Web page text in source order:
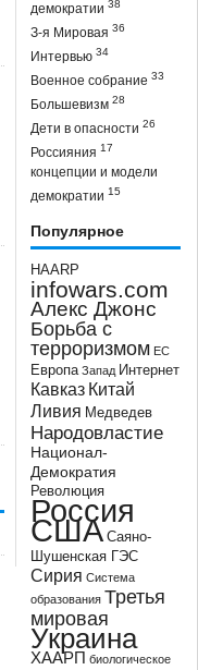
демократии 38
З-я Мировая 36
Интервью 34
Военное собрание 33
Большевизм 28
Дети в опасности 26
Россияния 17
концепции и модели
демократии 15
Популярное
HAARP
infowars.com
Алекс Джонс
Борьба с
терроризмом ЕС
Европа Запад Интернет
Кавказ Китай
Ливия Медведев
Народовластие
Национал-
Демократия
Революция
Россия
США Саяно-
Шушенская ГЭС
Сирия Система
образования Третья
мировая
Украина
ХААРП биологическое